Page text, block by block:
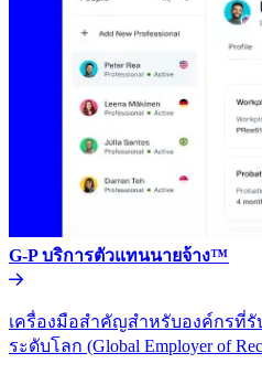
G-P บริการตัวแทนนายจ้าง™​​
เครื่องมือสำคัญสำหรับองค์กรที่รั
ระดับโลก (Global Employer of